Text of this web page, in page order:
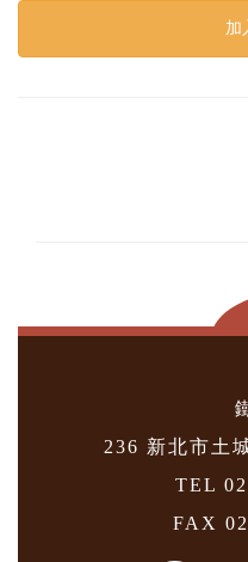
加
236 新北市土
TEL
FAX